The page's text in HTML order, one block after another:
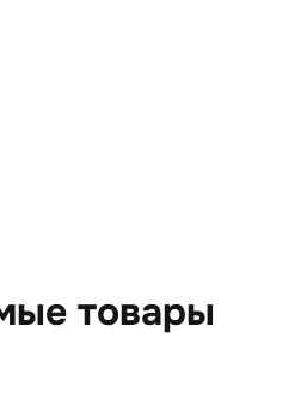
товары